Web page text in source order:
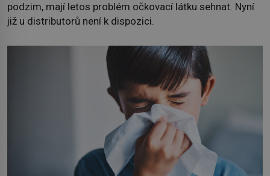
podzim, mají letos problém očkovací látku sehnat. Nyní
již u distributorů není k dispozici.